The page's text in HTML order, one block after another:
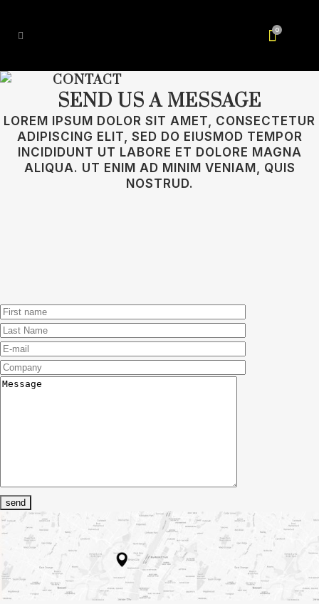
0
CONTACT
SEND US A MESSAGE
LOREM IPSUM DOLOR SIT AMET, CONSECTETUR
ADIPISCING ELIT, SED DO EIUSMOD TEMPOR
INCIDIDUNT UT LABORE ET DOLORE MAGNA
ALIQUA. UT ENIM AD MINIM VENIAM, QUIS
NOSTRUD.